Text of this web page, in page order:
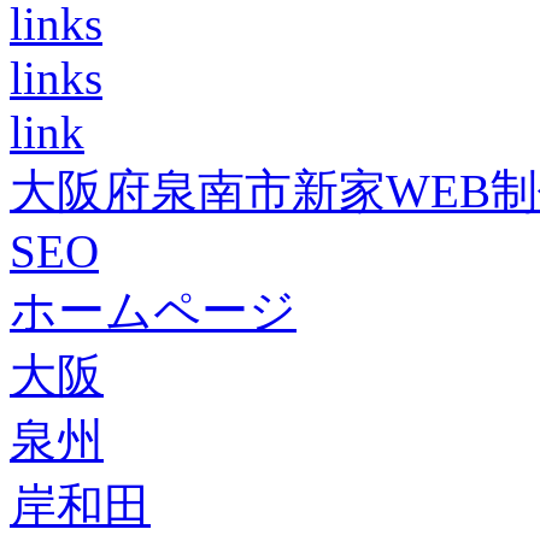
links
links
link
大阪府泉南市新家WEB
SEO
ホームページ
大阪
泉州
岸和田